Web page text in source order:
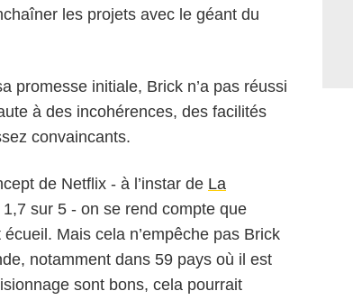
les projets avec le géant du
promesse initiale, Brick n’a pas réussi
à des incohérences, des facilités
convaincants.
de Netflix - à l’instar de La
sur 5 - on se rend compte que
Mais cela n’empêche pas Brick
notamment dans 59 pays où il est
sont bons, cela pourrait